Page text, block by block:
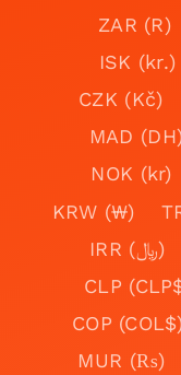
ZAR (R)
ISK (kr.)
CZK (Kč)
MAD
NOK (kr)
KRW (₩)
IRR (﷼)
CLP
COP
MUR (₨)